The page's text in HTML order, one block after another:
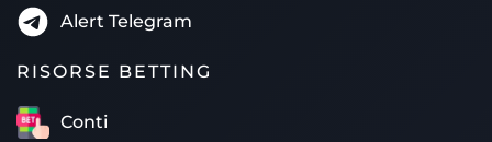
Alert Telegram
RISORSE BETTING
Conti